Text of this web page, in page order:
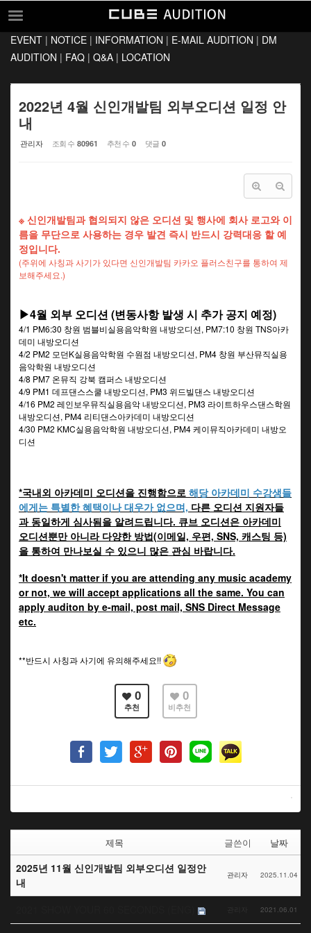
EVENT
INFORMATION
E-MAIL AUDITION
DM AUDITION
LOCATION
EVENT | NOTICE | INFORMATION | E-MAIL AUDITION | DM
AUDITION | FAQ | Q&A | LOCATION
2022년 4월 신인개발팀 외부오디션 일정 안
내
관리자 조회 수 80961 추천 수 0 댓글 0
※ 신인개발팀과 협의되지 않은 오디션 및 행사에 회사 로고와 이
름을 무단으로 사용하는 경우 발견 즉시 반드시 강력대응 할 예
정입니다.
(주위에 사칭과 사기가 있다면 신인개발팀 카카오 플러스친구를 통하여 제
보해주세요.)
▶4월 외부 오디션 (변동사항 발생 시 추가 공지 예정)
4/1 PM6:30 창원 범블비실용음악학원 내방오디션, PM7:10 창원 TNS아카
데미 내방오디션
4/2 PM2 모던K실용음악학원 수원점 내방오디션, PM4 창원 부산뮤직실용
음악학원 내방오디션
4/8 PM7 온뮤직 강북 캠퍼스 내방오디션
4/9 PM1 데프댄스스쿨 내방오디션, PM3 위드빌댄스 내방오디션
4/16 PM2 레인보우뮤직실용음악 내방오디션, PM3 라이트하우스댄스학원
내방오디션, PM4 리티댄스아카데미 내방오디션
4/30 PM2 KMC실용음악학원 내방오디션, PM4 케이뮤직아카데미 내방오
디션
*국내외 아카데미 오디션을 진행함으로 해당 아카데미 수강생들
에게는 특별한 혜택이나 대우가 없으며, 다른 오디션 지원자들
과 동일하게 심사됨을 알려드립니다. 큐브 오디션은 아카데미
오디션뿐만 아니라 다양한 방법(이메일, 우편, SNS, 캐스팅 등)
을 통하여 만나보실 수 있으니 많은 관심 바랍니다.
*It doesn't matter if you are attending any music academy
or not, we will accept applications all the same. You can
apply auditon by e-mail, post mail, SNS Direct Message
etc.
**반드시 사칭과 사기에 유의해주세요!!
0
추천
0
비추천
제목 글쓴이 날짜
2025년 11월 신인개발팀 외부오디션 일정안
내
관리자 2025.11.04
2021.06.01